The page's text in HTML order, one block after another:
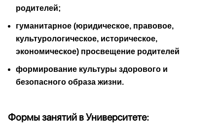
родителей;
гуманитарное (юридическое, правовое,
культурологическое, историческое,
экономическое) просвещение родителей
формирование культуры здорового и
безопасного образа жизни.
Формы занятий в Университете: